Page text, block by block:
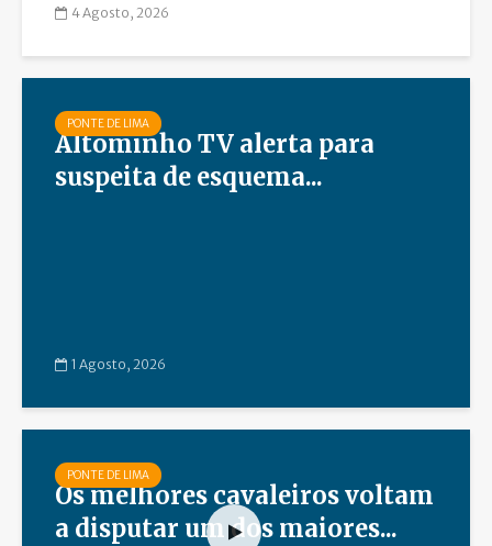
4 Agosto, 2026
PONTE DE LIMA
Altominho TV alerta para
suspeita de esquema...
1 Agosto, 2026
PONTE DE LIMA
Os melhores cavaleiros voltam
a disputar um dos maiores...